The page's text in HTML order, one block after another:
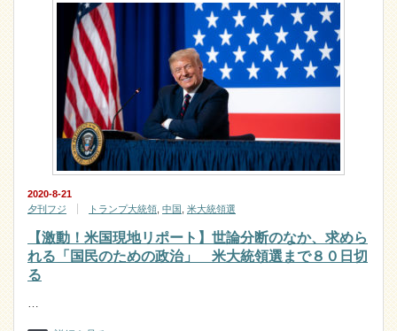
2020-8-21
夕刊フジ
トランプ大統領 中国 米大統領選
【激動！米国現地リポート】世論分断のなか、求めら
れる「国民のための政治」 米大統領選まで８０日切
る
…